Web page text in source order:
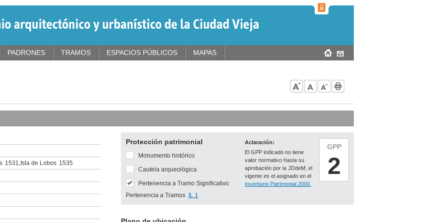
1531, Isla de Lobos 1535
Protección patrimonial
GPP
2
Aclaración:
El GPP indicado no tiene
valor normativo hasta su
aprobación por la JDdeM; el
vigente es el asignado en el
Inventario Patrimonial 2000.
Monumento histórico
Cautela arqueológica
Pertenencia a Tramo Significativo
Pertenencia a Tramos
IL 1
PADRONES TRAMOS ESPACIOS PÚBLICOS MAPAS